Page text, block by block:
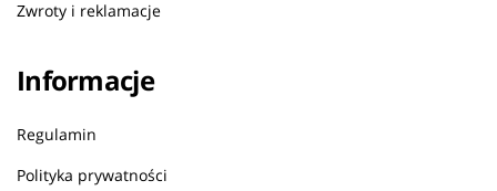
Zwroty i reklamacje
Informacje
Regulamin
Polityka prywatności